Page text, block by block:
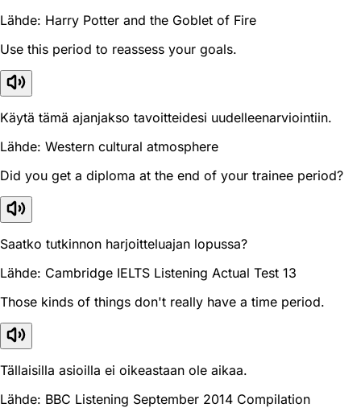
Lähde: Harry Potter and the Goblet of Fire
Use this period to reassess your goals.
Käytä tämä ajanjakso tavoitteidesi uudelleenarviointiin.
Lähde: Western cultural atmosphere
Did you get a diploma at the end of your trainee period?
Saatko tutkinnon harjoitteluajan lopussa?
Lähde: Cambridge IELTS Listening Actual Test 13
Those kinds of things don't really have a time period.
Tällaisilla asioilla ei oikeastaan ole aikaa.
Lähde: BBC Listening September 2014 Compilation